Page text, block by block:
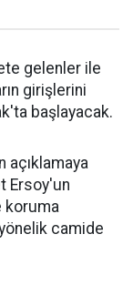
gelenler ile
girişlerini
başlayacak.
açıklamaya
Ersoy'un
koruma
camide